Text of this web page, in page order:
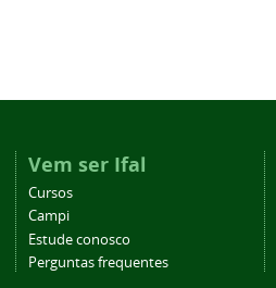
Vem ser Ifal
Cursos
Campi
Estude conosco
Perguntas frequentes